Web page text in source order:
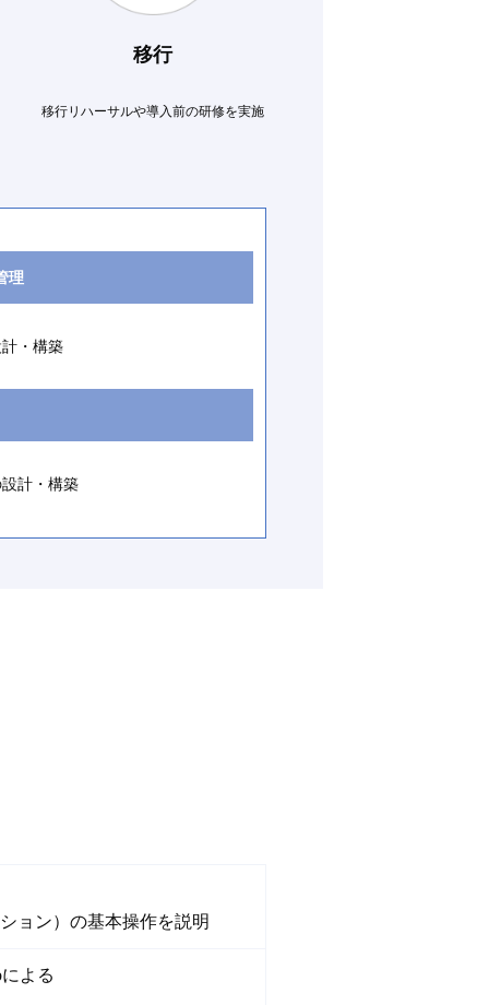
移行
移行リハーサルや導入前の研修を実施
理
・構築
計・構築
ョン）の基本操作を説明
よる